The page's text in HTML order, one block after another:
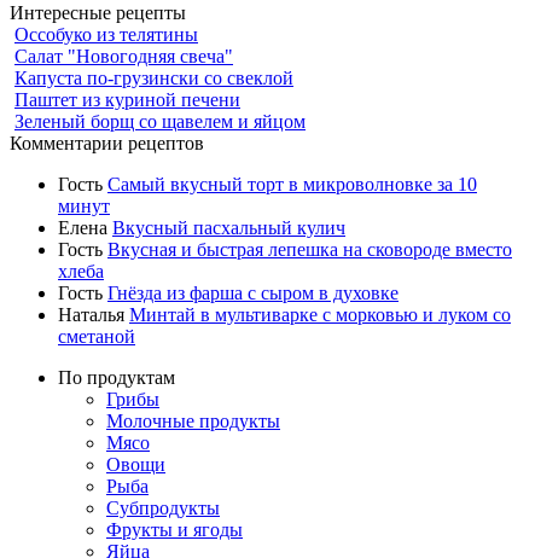
Интересные рецепты
Оссобуко из телятины
Салат "Новогодняя свеча"
Капуста по-грузински со свеклой
Паштет из куриной печени
Зеленый борщ со щавелем и яйцом
Комментарии рецептов
Гость Самый вкусный торт в микроволновке за 10
минут
Елена Вкусный пасхальный кулич
Гость Вкусная и быстрая лепешка на сковороде вместо
хлеба
Гость Гнёзда из фарша с сыром в духовке
Наталья Минтай в мультиварке с морковью и луком со
сметаной
По продуктам
Грибы
Молочные продукты
Мясо
Овощи
Рыба
Субпродукты
Фрукты и ягоды
Яйца